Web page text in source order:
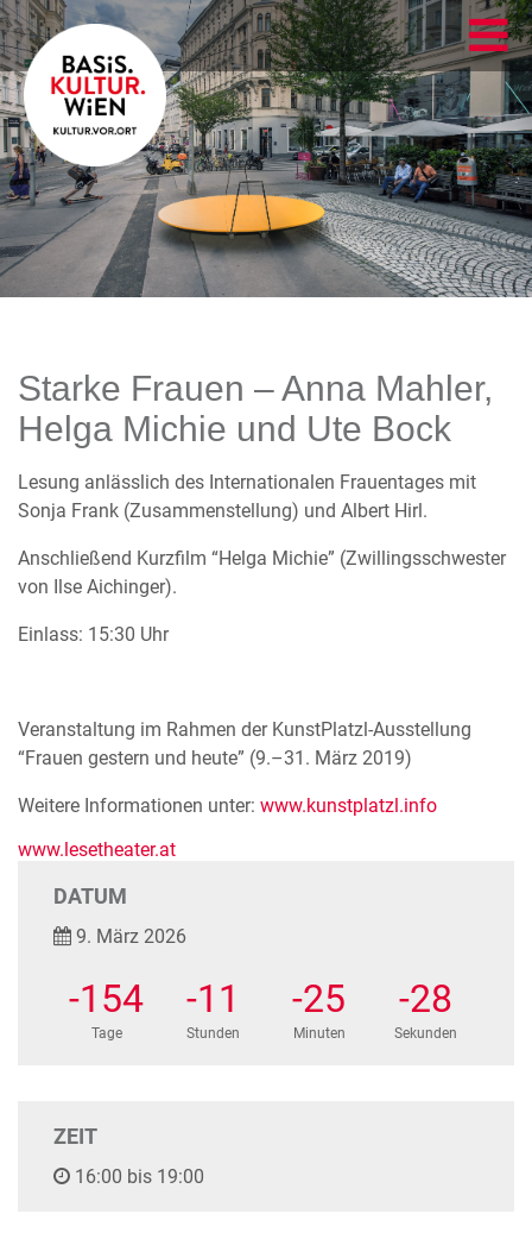
Starke Frauen – Anna Mahler,
Helga Michie und Ute Bock
Lesung anlässlich des Internationalen Frauentages mit
Sonja Frank (Zusammenstellung) und Albert Hirl.
Anschließend Kurzfilm “Helga Michie” (Zwillingsschwester
von Ilse Aichinger).
Einlass: 15:30 Uhr
Veranstaltung im Rahmen der KunstPlatzl-Ausstellung
“Frauen gestern und heute” (9.–31. März 2019)
Weitere Informationen unter: www.kunstplatzl.info
www.lesetheater.at
DATUM
9. März 2026
-154
Tage
-11
Stunden
-25
Minuten
-28
Sekunden
ZEIT
16:00 bis 19:00